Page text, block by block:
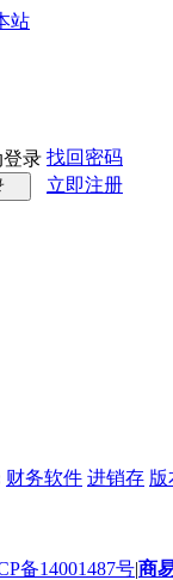
站
登录 找回密码
立即注册
财务软件 进销存 版
备14001487号|商